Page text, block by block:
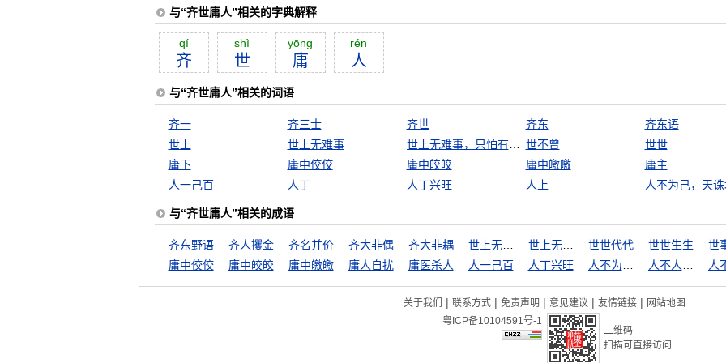
与“齐世庸人”相关的字典解释
qí
齐
shì
世
yōng
庸
rén
人
与“齐世庸人”相关的词语
齐一 齐三士 齐世 齐东
齐东语
世上
世上无难事 世上无难事，只怕有心人 世不曾
世世
庸下
庸中佼佼 庸中皎皎 庸中皦皦
庸主
人一己百
人丁 人丁兴旺 人上 人不为己，天
与“齐世庸人”相关的成语
齐东野语 齐人攫金 齐名并价 齐大非偶 齐大非耦 世上无难事 世上无难事，只怕有心人 世世代代 世世生生
世
庸中佼佼
庸中皎皎 庸中皦皦 庸人自扰 庸医杀人 人一己百 人丁兴旺
关于我们 | 联系方式 | 免责声明 | 意见建议 | 友情链接 | 网站地图
粤ICP备10104591号-1
二维码
扫描可直接访问